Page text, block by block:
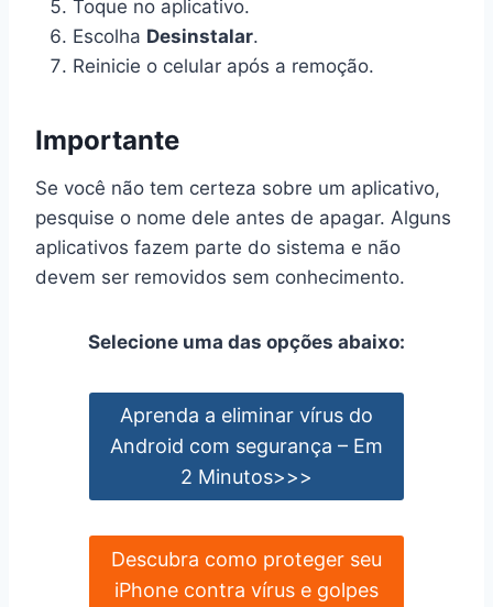
Toque no aplicativo.
Escolha Desinstalar.
Reinicie o celular após a remoção.
Importante
Se você não tem certeza sobre um aplicativo,
pesquise o nome dele antes de apagar. Alguns
aplicativos fazem parte do sistema e não
devem ser removidos sem conhecimento.
Selecione uma das opções abaixo:
Aprenda a eliminar vírus do
Android com segurança – Em
2 Minutos>>>
Descubra como proteger seu
iPhone contra vírus e golpes